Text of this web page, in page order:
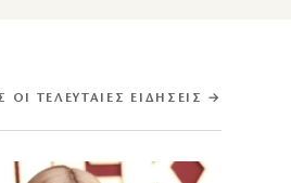
ΟΙ ΤΕΛΕΥΤΑΊΕΣ ΕΙΔΉΣΕΙΣ →